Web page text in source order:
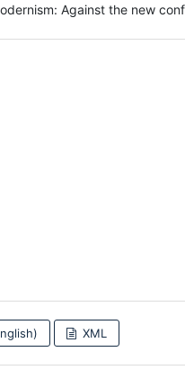
Against the new
XML